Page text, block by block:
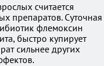
считается
препаратов. Суточная
флемоксин
быстро купирует
сильнее других